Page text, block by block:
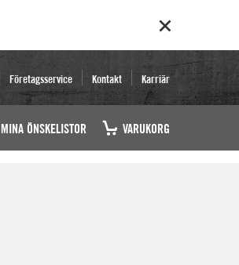
Företagsservice Kontakt Karriär
MINA ÖNSKELISTOR VARUKORG